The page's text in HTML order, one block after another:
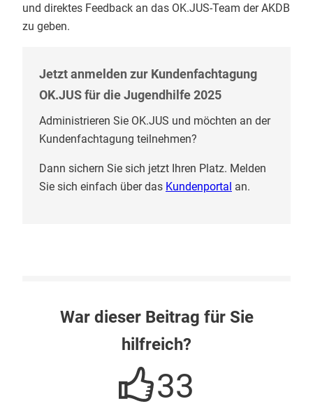
und direktes Feedback an das OK.JUS-Team der AKDB
zu geben.
Jetzt anmelden zur Kundenfachtagung
OK.JUS für die Jugendhilfe 2025
Administrieren Sie OK.JUS und möchten an der
Kundenfachtagung teilnehmen?
Dann sichern Sie sich jetzt Ihren Platz. Melden
Sie sich einfach über das Kundenportal an.
War dieser Beitrag für Sie
hilfreich?
33